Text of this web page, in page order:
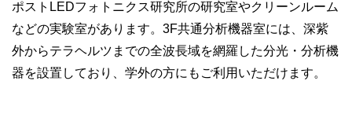
ポストLEDフォトニクス研究所の研究室やクリーンルーム
などの実験室があります。3F共通分析機器室には、深紫
外からテラヘルツまでの全波長域を網羅した分光・分析機
器を設置しており、学外の方にもご利用いただけます。